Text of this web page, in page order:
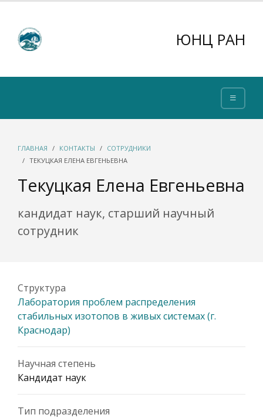
ЮНЦ РАН
ГЛАВНАЯ КОНТАКТЫ
СОТРУДНИКИ
ТЕКУЦКАЯ ЕЛЕНА ЕВГЕНЬЕВНА
Текуцкая Елена Евгеньевна
кандидат наук, старший научный
сотрудник
Структура
Лаборатория проблем распределения
стабильных изотопов в живых системах (г.
Краснодар)
Научная степень
Кандидат наук
Тип подразделения